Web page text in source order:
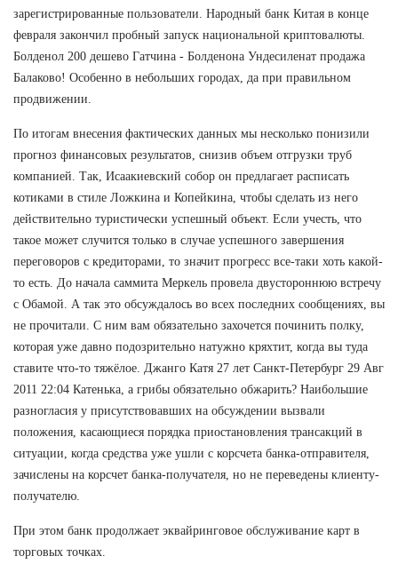
зарегистрированные пользователи. Народный банк Китая в конце
февраля закончил пробный запуск национальной криптовалюты.
Болденол 200 дешево Гатчина - Болденона Ундесиленат продажа
Балаково! Особенно в небольших городах, да при правильном
продвижении.
По итогам внесения фактических данных мы несколько понизили
прогноз финансовых результатов, снизив объем отгрузки труб
компанией. Так, Исаакиевский собор он предлагает расписать
котиками в стиле Ложкина и Копейкина, чтобы сделать из него
действительно туристически успешный объект. Если учесть, что
такое может случится только в случае успешного завершения
переговоров с кредиторами, то значит прогресс все-таки хоть какой-
то есть. До начала саммита Меркель провела двустороннюю встречу
с Обамой. А так это обсуждалось во всех последних сообщениях, вы
не прочитали. С ним вам обязательно захочется починить полку,
которая уже давно подозрительно натужно кряхтит, когда вы туда
ставите что-то тяжёлое. Джанго Катя 27 лет Санкт-Петербург 29 Авг
2011 22:04 Катенька, а грибы обязательно обжарить? Наибольшие
разногласия у присутствовавших на обсуждении вызвали
положения, касающиеся порядка приостановления трансакций в
ситуации, когда средства уже ушли с корсчета банка-отправителя,
зачислены на корсчет банка-получателя, но не переведены клиенту-
получателю.
При этом банк продолжает эквайринговое обслуживание карт в
торговых точках.